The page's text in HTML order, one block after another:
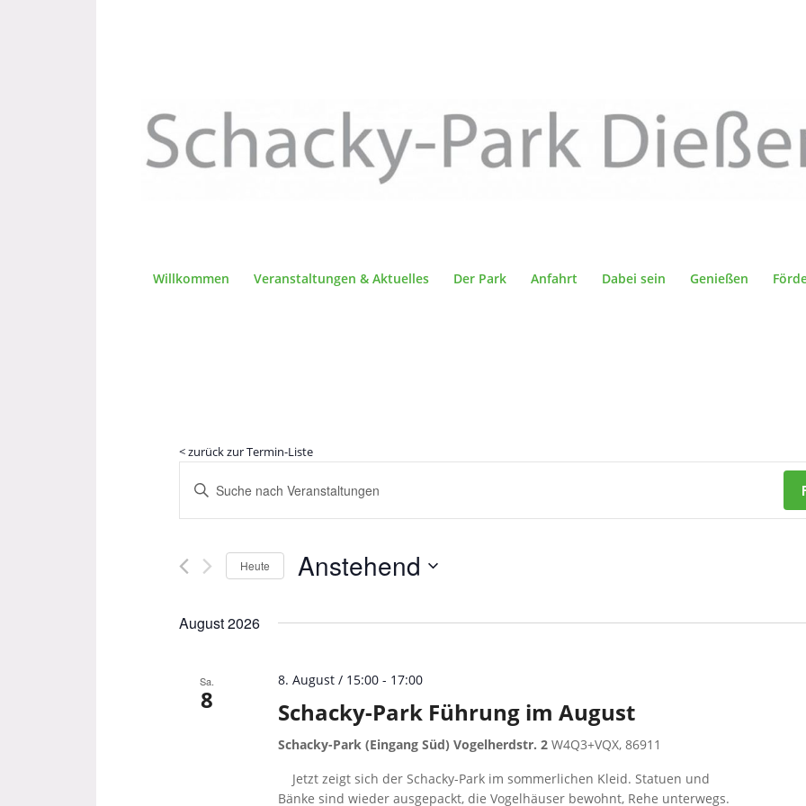
Willkommen Veranstaltungen & Aktuelles Der Park Anfahrt Dabei sein Genießen
< zurück zur Termin-Liste
Veranstaltungen
Suche
und
Ansichten,
Navigation
Bitte
Schlüsselwort
eingeben.
nach
Veranstaltungen
Heute Anstehend
August 2026
Sa.
8
8. August / 15:00 - 17:00
Schacky-Park Führung im August
Schacky-Park (Eingang Süd) Vogelherdstr. 2W4Q3+VQX, 86911
Jetzt zeigt sich der Schacky-Park im sommerlichen Kleid. Statuen und
Bänke sind wieder ausgepackt, die Vogelhäuser bewohnt, Rehe unterwegs.